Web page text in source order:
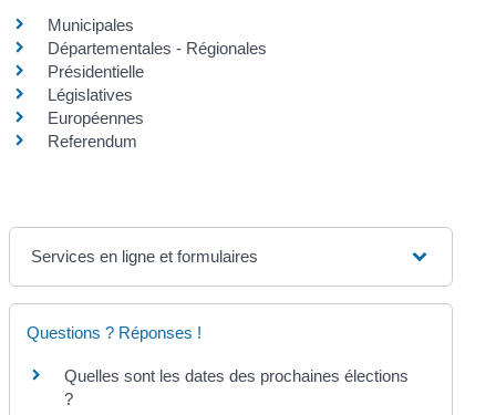
Municipales
Départementales - Régionales
Présidentielle
Législatives
Européennes
Referendum
Services en ligne et formulaires
Questions ? Réponses !
Quelles sont les dates des prochaines élections
?